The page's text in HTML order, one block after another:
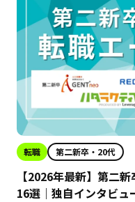
転職 第二新卒・20代
【2026年最新】第二
16選｜独自インタビュ